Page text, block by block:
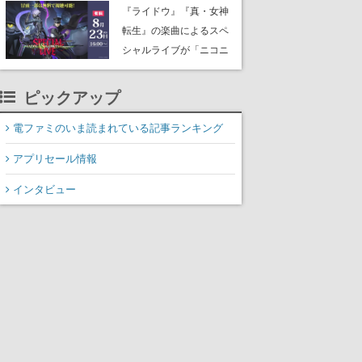
にはシャアのパーソナル
マークやジオン公国軍の
エンブレム、型式番号な
『ライドウ』『真・女神
転生』の楽曲によるスペ
シャルライブが「ニコニ
コ生放送」で配信決定。
ド編成による迫力の生演
奏で披露、冒頭部分は“無
ピックアップ
電ファミのいま読まれている記事ランキング
アプリセール情報
インタビュー